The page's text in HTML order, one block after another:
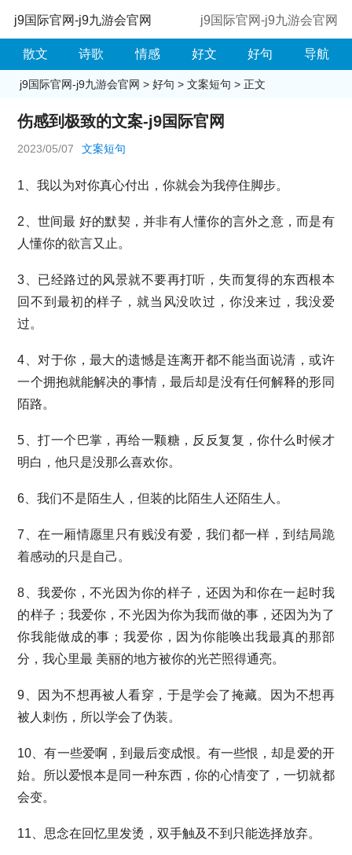
j9国际官网-j9九游会官网 j9国际官网-j9九游会官网
散文 诗歌 情感 好文 好句 导航
j9国际官网-j9九游会官网 > 好句 > 文案短句 > 正文
伤感到极致的文案-j9国际官网
2023/05/07 文案短句
1、我以为对你真心付出，你就会为我停住脚步。
2、世间最 好的默契，并非有人懂你的言外之意，而是有
人懂你的欲言又止。
3、已经路过的风景就不要再打听，失而复得的东西根本
回不到最初的样子，就当风没吹过，你没来过，我没爱
过。
4、对于你，最大的遗憾是连离开都不能当面说清，或许
一个拥抱就能解决的事情，最后却是没有任何解释的形同
陌路。
5、打一个巴掌，再给一颗糖，反反复复，你什么时候才
明白，他只是没那么喜欢你。
6、我们不是陌生人，但装的比陌生人还陌生人。
7、在一厢情愿里只有贱没有爱，我们都一样，到结局跪
着感动的只是自己。
8、我爱你，不光因为你的样子，还因为和你在一起时我
的样子；我爱你，不光因为你为我而做的事，还因为为了
你我能做成的事；我爱你，因为你能唤出我最真的那部
分，我心里最 美丽的地方被你的光芒照得通亮。
9、因为不想再被人看穿，于是学会了掩藏。因为不想再
被人刺伤，所以学会了伪装。
10、有一些爱啊，到最后变成恨。有一些恨，却是爱的开
始。所以爱恨本是同一种东西，你的心情变了，一切就都
会变。
11、思念在回忆里发烫，双手触及不到只能选择放弃。